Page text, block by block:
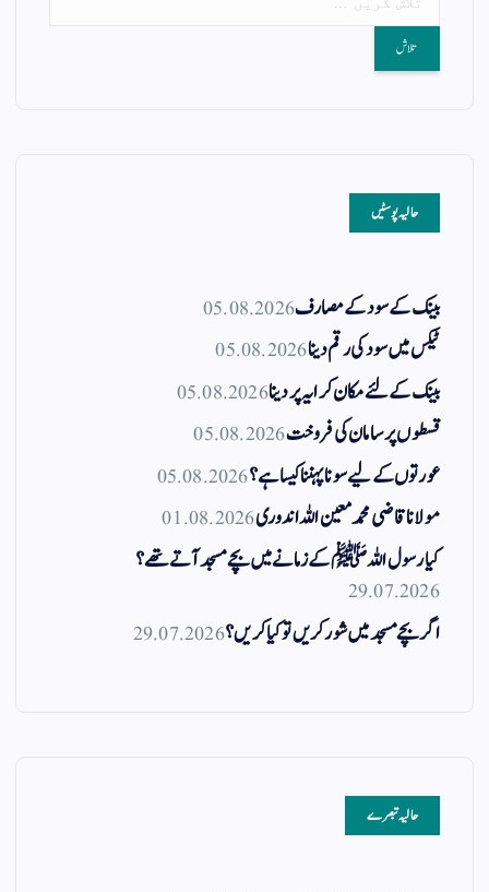
حالیہ پوسٹیں
بینک کے سود کے مصارف05.08.2026
ٹیکس میں سود کی رقم دینا05.08.2026
بینک کے لئے مکان کرایہ پر دینا05.08.2026
قسطوں پر سامان کی فروخت05.08.2026
عورتوں کے لیے سونا پہننا کیسا ہے؟05.08.2026
مولانا قاضی محمد معین اللہ اندوری01.08.2026
کیا رسول اللہ ﷺ کے زمانے میں بچے مسجد آتے تھے؟
29.07.2026
اگر بچے مسجد میں شور کریں تو کیا کریں؟29.07.2026
حالیہ تبصرے